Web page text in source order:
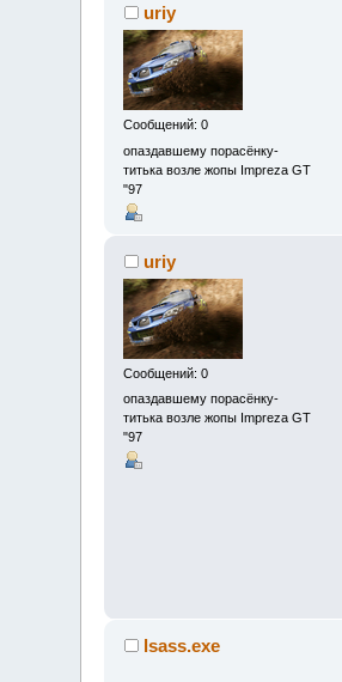
uriy
Сообщений: 0
опаздавшему порасёнку-
титька возле жопы Impreza GT
"97
uriy
Сообщений: 0
опаздавшему порасёнку-
титька возле жопы Impreza GT
"97
lsass.exe